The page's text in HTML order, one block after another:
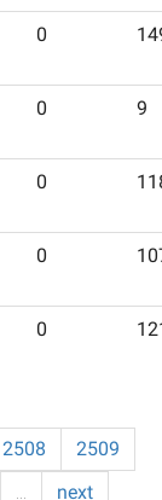
0
0 9
0
0
0
2508
2509
… next